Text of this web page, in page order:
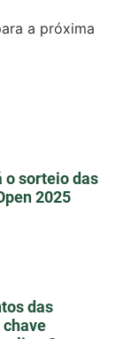
a próxima
o sorteio das
2025
das